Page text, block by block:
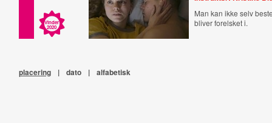
Vinder
2020
Man kan ikke selv
bliver forelsket i.
placering | dato | alfabetisk